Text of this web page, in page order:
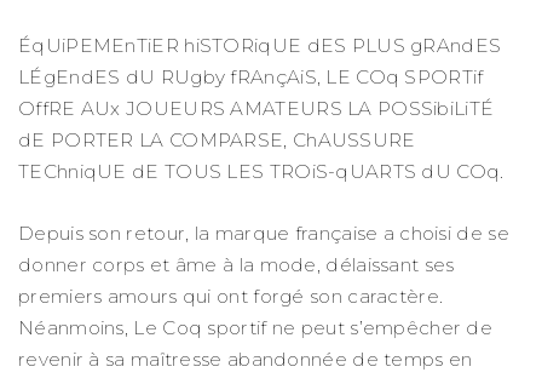
ÉqUiPEMEnTiER hiSTORiqUE dES PLUS gRAndES
LÉgEndES dU RUgby fRAnçAiS, LE COq SPORTif
OffRE AUx JOUEURS AMATEURS LA POSSibiLiTÉ
dE PORTER LA COMPARSE, ChAUSSURE
TEChniqUE dE TOUS LES TROiS-qUARTS dU COq.
Depuis son retour, la marque française a choisi de se
donner corps et âme à la mode, délaissant ses
premiers amours qui ont forgé son caractère.
Néanmoins, Le Coq sportif ne peut s’empêcher de
revenir à sa maîtresse abandonnée de temps en